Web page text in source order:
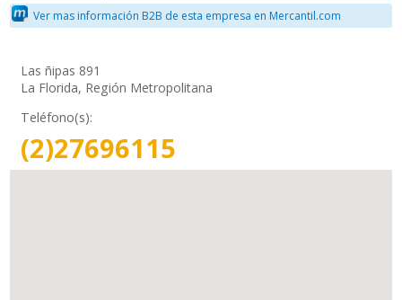
Ver mas información B2B de esta empresa en Mercantil.com
Las ñipas 891
La Florida, Región Metropolitana
Teléfono(s):
(2)27696115